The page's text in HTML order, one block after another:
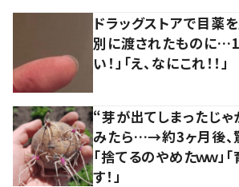
ドラッグストアで目薬
別に渡されたものに
い！」「え、なにこれ！！」
“芽が出てしまったじ
みたら…→約3ヶ月後、
「捨てるのやめたｗｗ」
す！」